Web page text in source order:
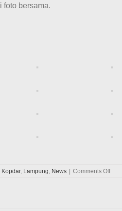
foto bersama.
Kopdar, Lampung, News Comments Offon